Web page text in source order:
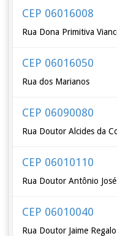
CEP 06016008
Rua Dona Primitiva
CEP 06016050
Rua dos Marianos
CEP 06090080
Rua Doutor Alcides da
CEP 06010110
Rua Doutor Antônio
CEP 06010040
Rua Doutor Jaime